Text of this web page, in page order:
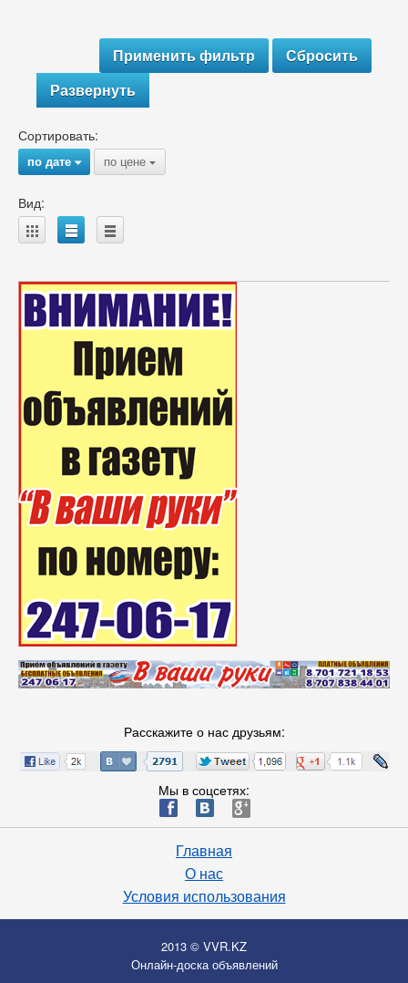
Развернуть
Сортировать:
по дате{ по цене {
Вид:
A B C
Расскажите о нас друзьям:
Мы в соцсетях:
ä æ è
Главная
О нас
Условия использования
2013 © VVR.KZ
Онлайн-доска объявлений